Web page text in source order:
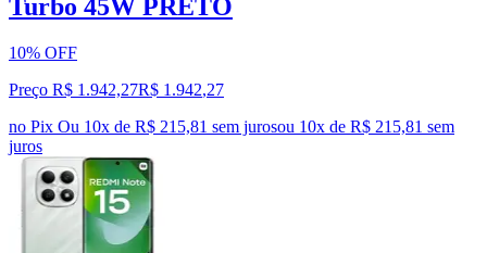
Turbo 45W PRETO
10% OFF
Preço R$ 1.942,27R$ 1.942,27
no Pix Ou 10x de R$ 215,81 sem jurosou 10x de R$ 215,81 sem
juros